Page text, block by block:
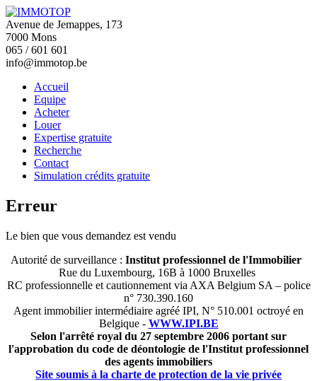
Avenue de Jemappes, 173
7000 Mons
065 / 601 601
info@immotop.be
Accueil
Equipe
Acheter
Louer
Expertise gratuite
Recherche
Contact
Simulation crédits gratuite
Erreur
Le bien que vous demandez est vendu
Autorité de surveillance : Institut professionnel de l'Immobilier
Rue du Luxembourg, 16B à 1000 Bruxelles
RC professionnelle et cautionnement via AXA Belgium SA – police
n° 730.390.160
Agent immobilier intermédiaire agréé IPI, N° 510.001 octroyé en
Belgique - WWW.IPI.BE
Selon l'arrêté royal du 27 septembre 2006 portant sur
l'approbation du code de déontologie de l'Institut professionnel
des agents immobiliers
Site soumis à la charte de protection de la vie privée